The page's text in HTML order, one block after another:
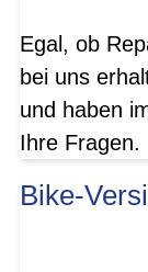
Egal, ob
bei uns
und haben
Ihre Fragen.
Bike-